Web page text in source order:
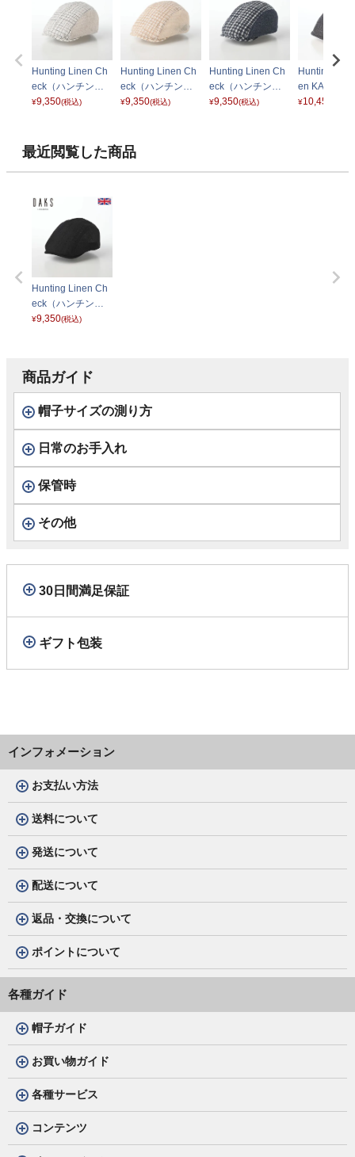
Hunting Linen Ch
eck（ハンチング
リネンチェック）
¥9,350(税込)
Hunting Linen Ch
eck（ハンチング
リネンチェック）
¥9,350(税込)
Hunting Linen Ch
eck（ハンチング
リネンチェック）
¥9,350(税込)
Hunting
en KARAMI
チング コッ
¥10,450
最近閲覧した商品
Hunting Linen Ch
eck（ハンチング
リネンチェック）
¥9,350(税込)
商品ガイド
帽子サイズの測り方
日常のお手入れ
保管時
その他
30日間満足保証
ギフト包装
インフォメーション
お支払い方法
送料について
発送について
配送について
返品・交換について
ポイントについて
各種ガイド
帽子ガイド
お買い物ガイド
各種サービス
コンテンツ